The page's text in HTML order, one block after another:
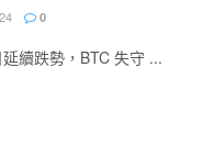
0
續跌勢，BTC 失守 ...